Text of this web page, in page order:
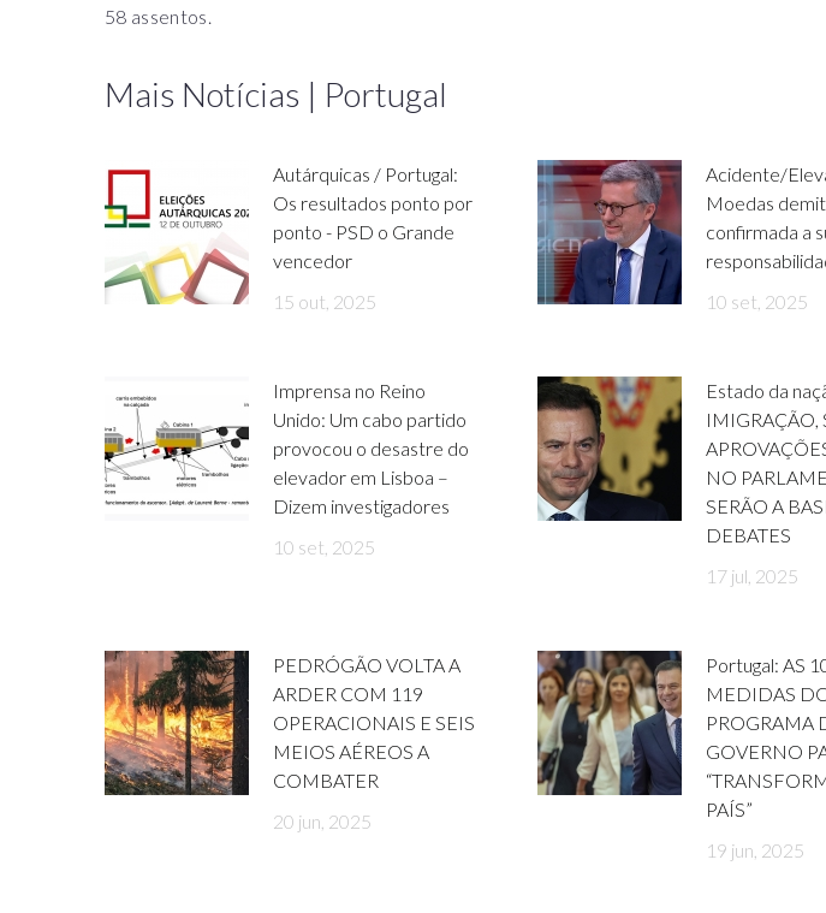
58 assentos.
Mais Notícias | Portugal
Autárquicas / Portugal:
Os resultados ponto por
ponto - PSD o Grande
vencedor
15 out, 2025
Acidente/
Moedas
confirmada a
10 set, 2025
Imprensa no Reino
Unido: Um cabo partido
provocou o desastre do
elevador em Lisboa –
Dizem investigadores
10 set, 2025
Estado da
IMIGRAÇÃO,
NO
SERÃO A
DEBATES
17 jul, 2025
PEDRÓGÃO VOLTA A
ARDER COM 119
OPERACIONAIS E SEIS
MEIOS AÉREOS A
COMBATER
20 jun, 2025
Portugal: AS
MEDIDAS
PROGRAMA
GOVERNO
PAÍS”
19 jun, 2025